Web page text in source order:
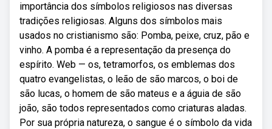
importância dos símbolos religiosos nas diversas
tradições religiosas. Alguns dos símbolos mais
usados no cristianismo são: Pomba, peixe, cruz, pão e
vinho. A pomba é a representação da presença do
espírito. Web — os, tetramorfos, os emblemas dos
quatro evangelistas, o leão de são marcos, o boi de
são lucas, o homem de são mateus e a águia de são
joão, são todos representados como criaturas aladas.
Por sua própria natureza, o sangue é o símbolo da vida